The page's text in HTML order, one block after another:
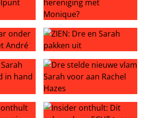
Dre en Sarah op wankelpunt
Zet Dre eerste stap in
vuur na foto met André
ZIEN: Dre en Sarah pakken
van Soelen hand in hand gespot
Dre stelde nieuwe vlam